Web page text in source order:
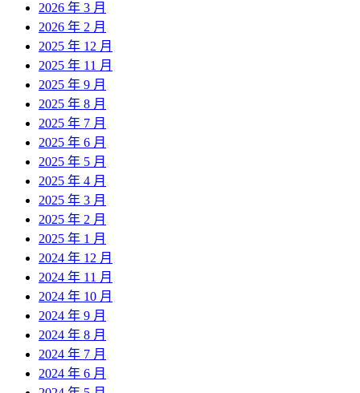
2026 年 3 月
2026 年 2 月
2025 年 12 月
2025 年 11 月
2025 年 9 月
2025 年 8 月
2025 年 7 月
2025 年 6 月
2025 年 5 月
2025 年 4 月
2025 年 3 月
2025 年 2 月
2025 年 1 月
2024 年 12 月
2024 年 11 月
2024 年 10 月
2024 年 9 月
2024 年 8 月
2024 年 7 月
2024 年 6 月